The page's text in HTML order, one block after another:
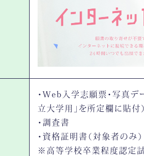
・Web入学志願票・写真
立大学用」を所定欄に貼付）
・調査書
・資格証明書（対象者のみ）
※高等学校卒業程度認定試